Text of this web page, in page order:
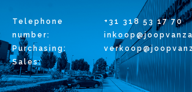
Telephone
number:
Purchasing:
Sales:
+31 318 53 17 70